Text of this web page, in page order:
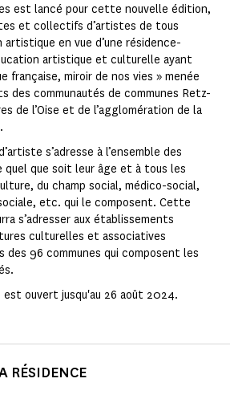
est lancé pour cette nouvelle édition,
et collectifs d’artistes de tous
artistique en vue d’une résidence-
artistique et culturelle ayant
française, miroir de nos vies » menée
des communautés de communes Retz-
de l’Oise et de l’agglomération de la
s’adresse à l’ensemble des
que soit leur âge et à tous les
du champ social, médico-social,
etc. qui le composent. Cette
s’adresser aux établissements
culturelles et associatives
des 96 communes qui composent les
est ouvert jusqu'au 26 août 2024.
RÉSIDENCE